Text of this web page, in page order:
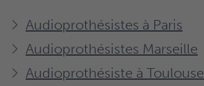
Audioprothésistes à Paris
Audioprothésistes Marseille
Audioprothésiste à Toulouse